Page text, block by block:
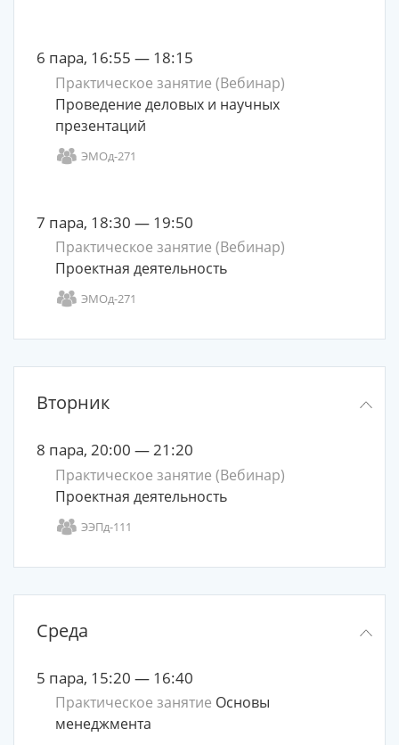
6 пара, 16:55 — 18:15
Практическое занятие (Вебинар)
Проведение деловых и научных
презентаций
ЭМОд-271
7 пара, 18:30 — 19:50
Практическое занятие (Вебинар)
Проектная деятельность
ЭМОд-271
Вторник
8 пара, 20:00 — 21:20
Практическое занятие (Вебинар)
Проектная деятельность
ЭЭПд-111
Среда
5 пара, 15:20 — 16:40
Практическое занятие Основы
менеджмента